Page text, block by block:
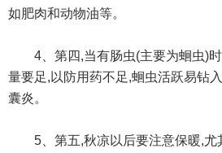
如肥肉和动物油等。
4、第四,当有肠虫(主要为蛔虫)时,
量要足,以防用药不足,蛔虫活跃易钻
囊炎。
5、第五,秋凉以后要注意保暖,尤